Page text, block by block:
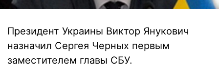
Президент Украины Виктор Янукович
назначил Сергея Черных первым
заместителем главы СБУ.